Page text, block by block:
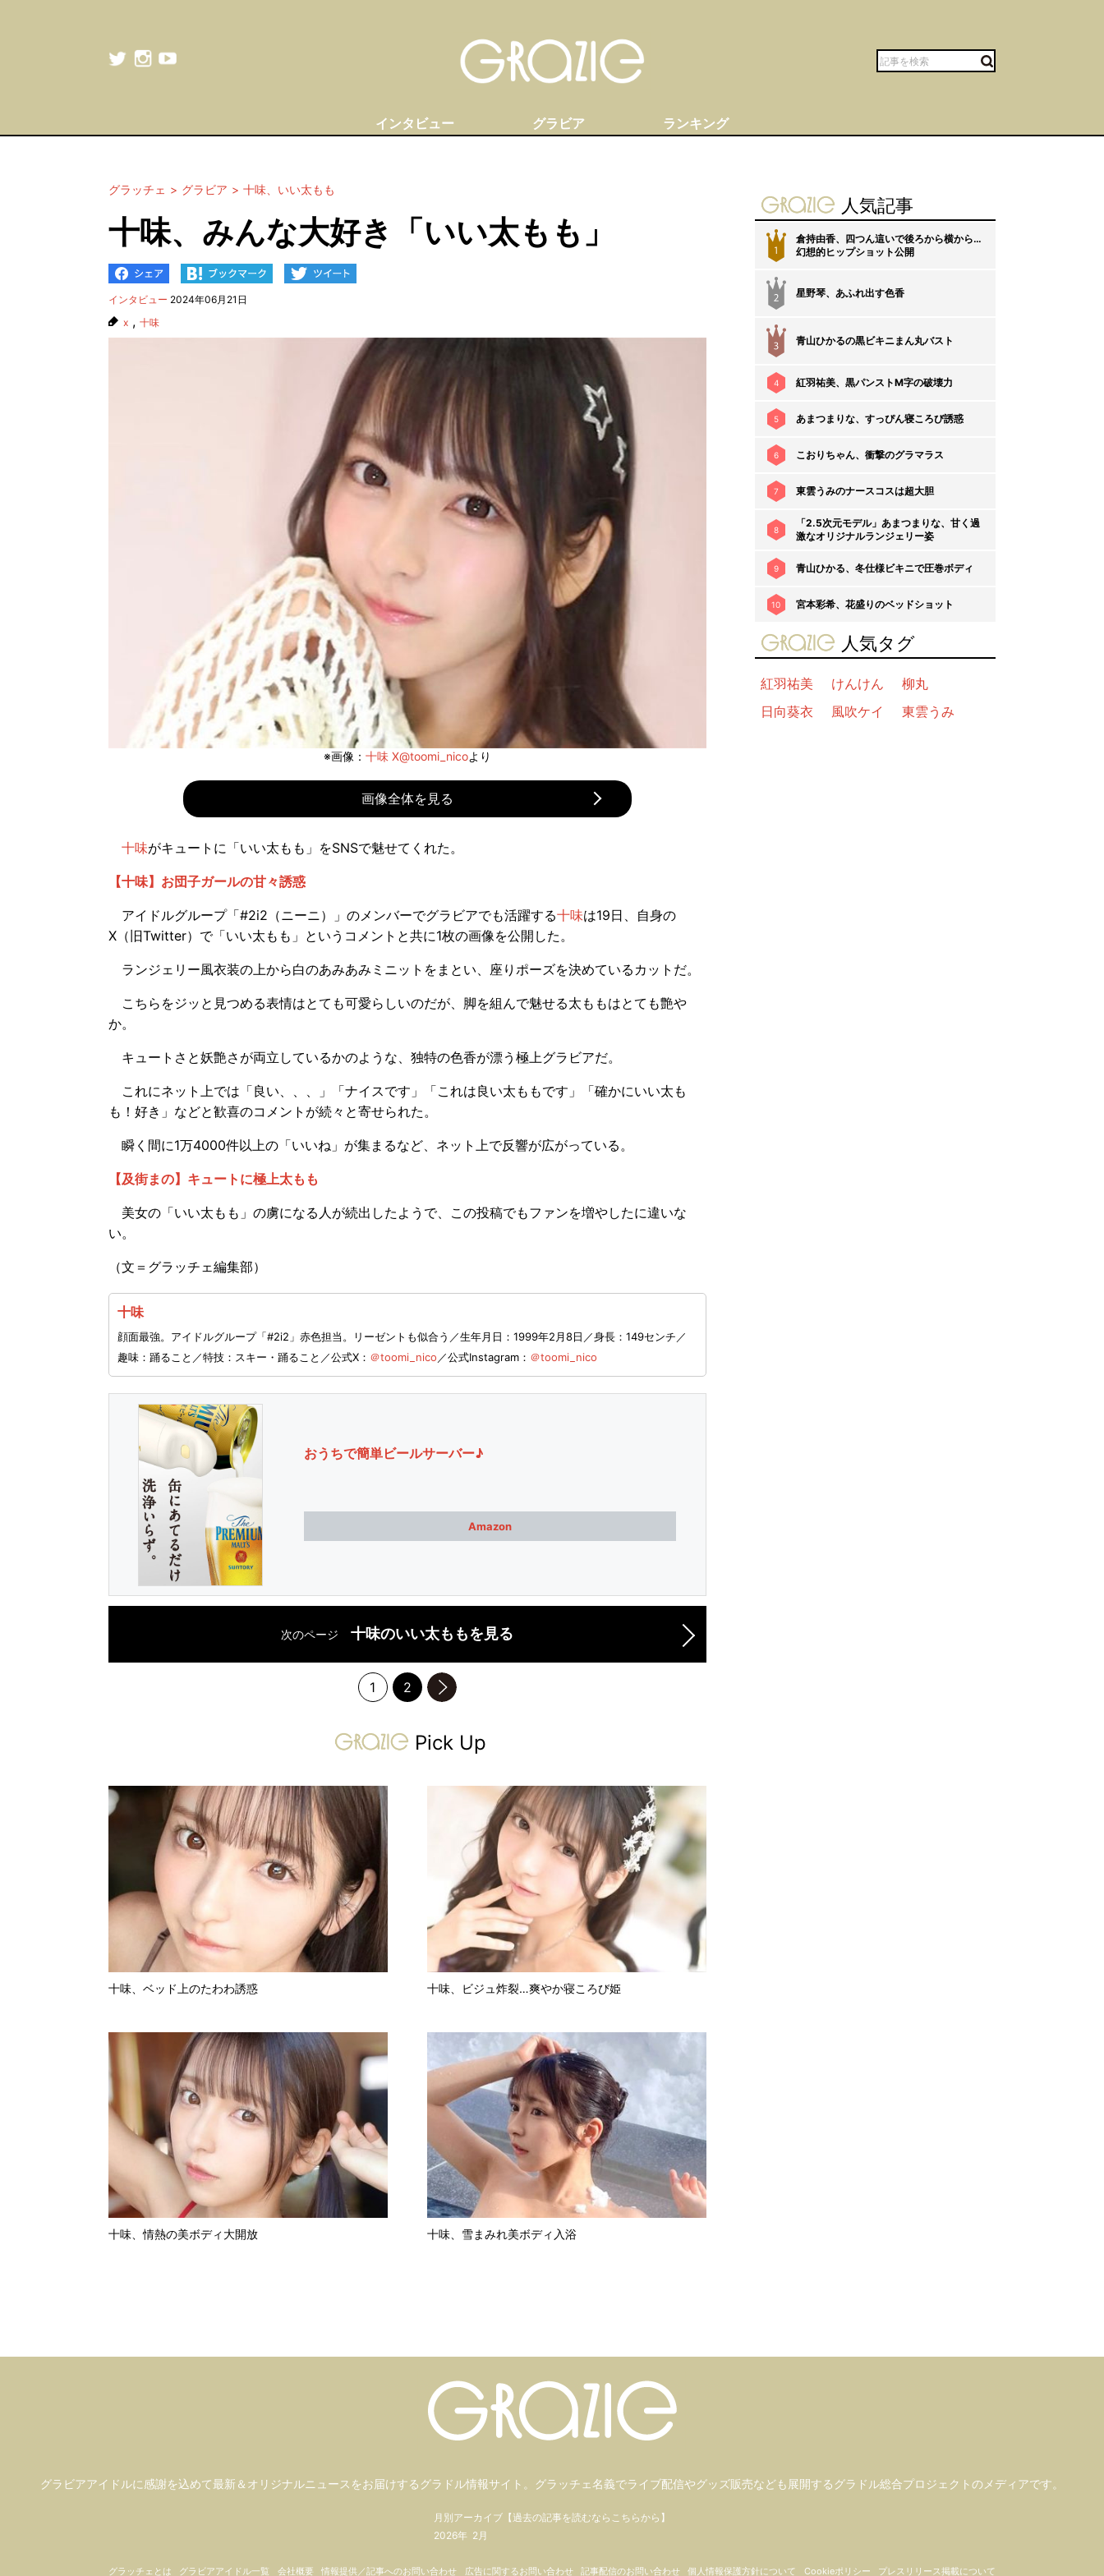
インタビュー グラビア ランキング
グラッチェ グラビア 十味、いい太もも
十味、みんな大好き「いい太もも」
インタビュー 2024年06月21日
x , 十味
※画像： 十味 X@toomi_nicoより
画像全体を見る
十味がキュートに「いい太もも」をSNSで魅せてくれた。
【十味】お団子ガールの甘々誘惑
アイドルグループ「#2i2（ニーニ）」のメンバーでグラビアでも活躍する十味は19日、自身の
X（旧Twitter）で「いい太もも」というコメントと共に1枚の画像を公開した。
ランジェリー風衣装の上から白のあみあみミニットをまとい、座りポーズを決めているカットだ。
こちらをジッと見つめる表情はとても可愛らしいのだが、脚を組んで魅せる太ももはとても艶や
か。
キュートさと妖艶さが両立しているかのような、独特の色香が漂う極上グラビアだ。
これにネット上では「良い、、、」「ナイスです」「これは良い太ももです」「確かにいい太も
も！好き」などと歓喜のコメントが続々と寄せられた。
瞬く間に1万4000件以上の「いいね」が集まるなど、ネット上で反響が広がっている。
【及街まの】キュートに極上太もも
美女の「いい太もも」の虜になる人が続出したようで、この投稿でもファンを増やしたに違いな
い。
（文＝グラッチェ編集部）
十味
顔面最強。アイドルグループ「#2i2」赤色担当。リーゼントも似合う／生年月日：1999年2月8日／身長：149センチ／
趣味：踊ること／特技：スキー・踊ること／公式X： ＠toomi_nico／公式Instagram： ＠toomi_nico
おうちで簡単ビールサーバー♪
Amazon
次のページ 十味のいい太ももを見る
1 2
次のページへ
gravure-grazie
Pick Up
十味、ベッド上のたわわ誘惑 十味、ビジュ炸裂…爽やか寝ころび姫
十味、情熱の美ボディ大開放 十味、雪まみれ美ボディ入浴
gravure-grazie
人気記事
1
倉持由香、四つん這いで後ろから横から…
幻想的ヒップショット公開
星野琴、あふれ出す色香
青山ひかるの黒ビキニまん丸バスト
4 紅羽祐美、黒パンストM字の破壊力
5 あまつまりな、すっぴん寝ころび誘惑
6 こおりちゃん、衝撃のグラマラス
7 東雲うみのナースコスは超大胆
8
「2.5次元モデル」あまつまりな、甘く過
激なオリジナルランジェリー姿
9 青山ひかる、冬仕様ビキニで圧巻ボディ
10 宮本彩希、花盛りのベッドショット
gravure-grazie
人気タグ
紅羽祐美 けんけん
柳丸
日向葵衣
風吹ケイ 東雲うみ
グラビアアイドルに感謝を込めて最新＆オリジナルニュースをお届けするグラドル情報サイト。 グラッチェ名義でライブ配信やグッズ販売なども展開するグラドル総合プロジェクトのメディアです。
月別アーカイブ【過去の記事を読むならこちらから】
2026年 2月
グラッチェとは グラビアアイドル一覧 会社概要 情報提供／記事へのお問い合わせ 広告に関するお問い合わせ 記事配信のお問い合わせ 個人情報保護方針について Cookieポリシー プレスリリース掲載について